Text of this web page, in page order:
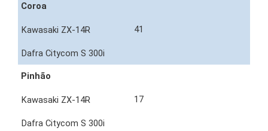
Coroa
41
Pinhão
17